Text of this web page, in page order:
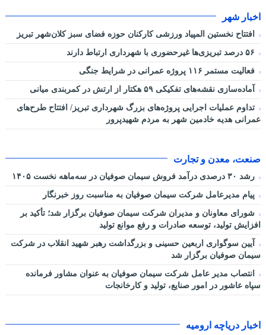
اخبار شهر
افتتاح نخستین المپیاد ورزشی کارکنان حوزه فضای سبز کلان‌شهر تبریز
فعالیت مستمر ۱۱۶ پروژه عمرانی در شرایط جنگی
آماده‌سازی نقشه‌های تفکیکی ۵۹ هکتار از ارتش در کمربندی میانی
تداوم عملیات اجرایی پروژه‌های بزرگ شهرداری تبریز/ افتتاح طرح‌های
عمرانی هدیه خادمین شهر به مردم شهیدپرور
صنعت، معدن و تجارت
رشد ۳۰ درصدی درآمد فروش سیمان صوفیان در سه‌ماهه نخست ۱۴۰۵
پیام مدیرعامل شرکت سیمان صوفیان به مناسبت روز خبرنگار
شورای معاونان و مدیران شرکت سیمان صوفیان برگزار شد؛ تأکید بر
افزایش تولید، توسعه صادرات و رفع موانع تولید
آیین سوگواری اربعین حسینی و بزرگداشت رهبر شهید انقلاب در شرکت
سیمان صوفیان برگزار شد
انتصاب مدیر عامل شرکت سیمان صوفیان به عنوان مشاور فرمانده
سپاه عاشور در امور صنایع، تولید و کارخانجات
اخبار دریاچه ارومیه